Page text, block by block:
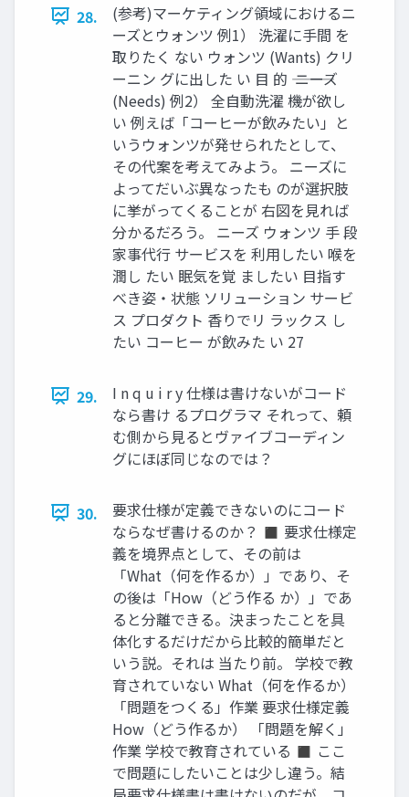
28.
(参考)マーケティング領域におけるニ
ーズとウォンツ 例1） 洗濯に手間 を
取りたく ない ウォンツ (Wants) クリ
ーニン グに出した い 目 的 ――― ニーズ
(Needs) 例2） 全自動洗濯 機が欲し
い 例えば「コーヒーが飲みたい」と
いうウォンツが発せられたとして、
その代案を考えてみよう。 ニーズに
よってだいぶ異なったも のが選択肢
に挙がってくることが 右図を見れば
分かるだろう。 ニーズ ウォンツ 手 段
家事代行 サービスを 利用したい 喉を
潤し たい 眠気を覚 ましたい 目指す
べき姿・状態 ソリューション サービ
ス プロダクト 香りでリ ラックス し
たい コーヒー が飲みた い 27
29.
I n q u i r y 仕様は書けないがコード
なら書け るプログラマ それって、頼
む側から見るとヴァイブコーディン
グにほぼ同じなのでは？
30.
要求仕様が定義できないのにコード
ならなぜ書けるのか？ ◼ 要求仕様定
義を境界点として、その前は
「What（何を作るか）」であり、そ
の後は「How（どう作る か）」であ
ると分離できる。決まったことを具
体化するだけだから比較的簡単だと
いう説。それは 当たり前。 学校で教
育されていない What（何を作るか）
「問題をつくる」作業 要求仕様定義
How（どう作るか） 「問題を解く」
作業 学校で教育されている ◼ ここ
で問題にしたいことは少し違う。結